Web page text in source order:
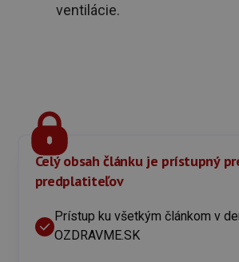
ventilácie.
Celý obsah článku je prístupný
predplatiteľov
Prístup ku všetkým článkom v
OZDRAVME.SK